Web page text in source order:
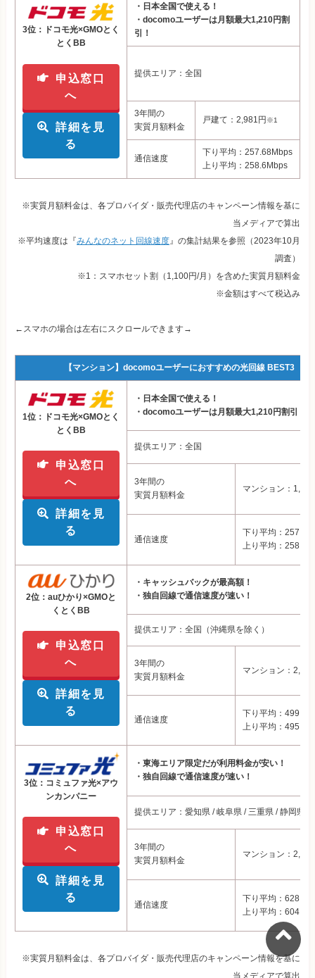
3位：ドコモ光×GMOとく
とくBB
申込窓口
へ
詳細を見
る
・日本全国で使える！
・docomoユーザーは月額最大1,210円割
引！
提供エリア：全国
3年間の
実質月額料金
戸建て：2,981円※1
通信速度
下り平均：257.68Mbps
上り平均：258.6Mbps
※実質月額料金は、各プロバイダ・販売代理店のキャンペーン情報を基に
当メディアで算出
※平均速度は『みんなのネット回線速度 』の集計結果を参照（2023年10月
調査）
※1：スマホセット割（1,100円/月）を含めた実質月額料金
※金額はすべて税込み
←スマホの場合は左右にスクロールできます→
【マンション】docomoユーザーにおすすめの光回線 BEST3
1位：ドコモ光×GMOとく
とくBB
申込窓口
へ
詳細を見
る
・日本全国で使える！
・docomoユーザーは月額最大1,210円割引！
提供エリア：全国
3年間の
実質月額料金
マンション：
通信速度
下り平均：
上り平均：
2位：auひかり×GMOと
くとくBB
申込窓口
へ
詳細を見
る
・キャッシュバックが最高額！
・独自回線で通信速度が速い！
提供エリア：全国（沖縄県を除く）
3年間の
実質月額料金
マンション：
通信速度
下り平均：
上り平均：
3位：コミュファ光×アウ
ンカンパニー
申込窓口
へ
詳細を見
る
・東海エリア限定だが利用料金が安い！
・独自回線で通信速度が速い！
提供エリア：愛知県 / 岐阜県 / 三重県 / 静岡県 /
3年間の
実質月額料金
マンション：
通信速度
下り平均：
上り平均：
※実質月額料金は、各プロバイダ・販売代理店のキャンペーン情報を基に
当メディアで算出